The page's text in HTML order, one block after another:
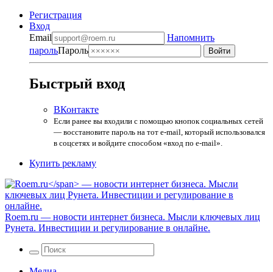
Регистрация
Вход
Email
Напомнить
парольПароль
Быстрый вход
ВКонтакте
Если ранее вы входили с помощью кнопок социальных сетей
— восстановите пароль на тот e-mail, который использовался
в соцсетях и войдите способом «вход по e-mail».
Купить рекламу
Roem.ru — новости интернет бизнеса. Мысли ключевых лиц
Рунета. Инвестиции и регулирование в онлайне.